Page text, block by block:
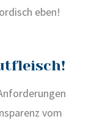
eben!
vom